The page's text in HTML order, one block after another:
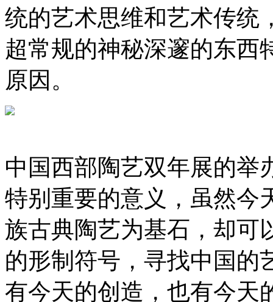
统的艺术思维和艺术传统
超常规的神秘深邃的东西
原因。
中国西部陶艺双年展的举
特别重要的意义，虽然今
族古典陶艺为基石，却可
的形制符号，寻找中国的
有今天的创造，也有今天